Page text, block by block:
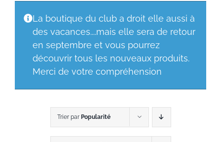
La boutique du club a droit elle aussi à
des vacances....mais elle sera de retour
en septembre et vous pourrez
découvrir tous les nouveaux produits.
Merci de votre compréhension
Trier par Popularité